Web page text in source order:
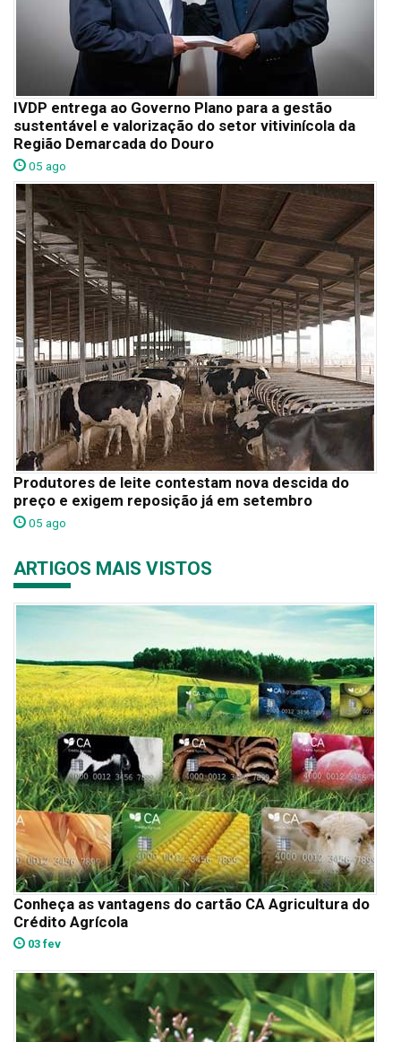
IVDP entrega ao Governo Plano para a gestão
sustentável e valorização do setor vitivinícola da
Região Demarcada do Douro
05 ago
Produtores de leite contestam nova descida do
preço e exigem reposição já em setembro
05 ago
ARTIGOS MAIS VISTOS
Conheça as vantagens do cartão CA Agricultura do
Crédito Agrícola
03 fev